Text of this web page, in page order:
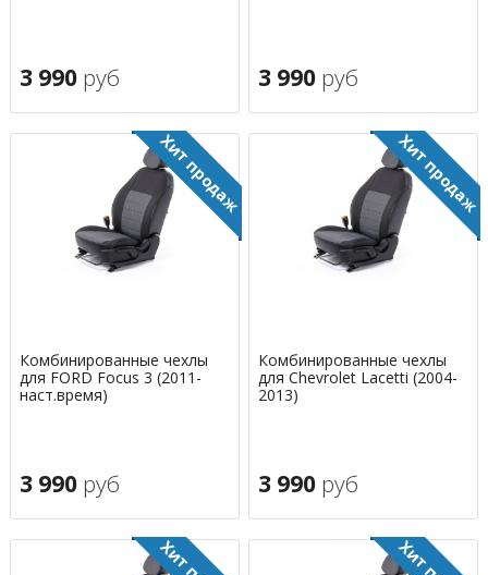
3 990 руб 3 990 руб
Комбинированные чехлы
для FORD Focus 3 (2011-
наст.время)
3 990 руб
Комбинированные чехлы
для Chevrolet Lacetti (2004-
2013)
3 990 руб